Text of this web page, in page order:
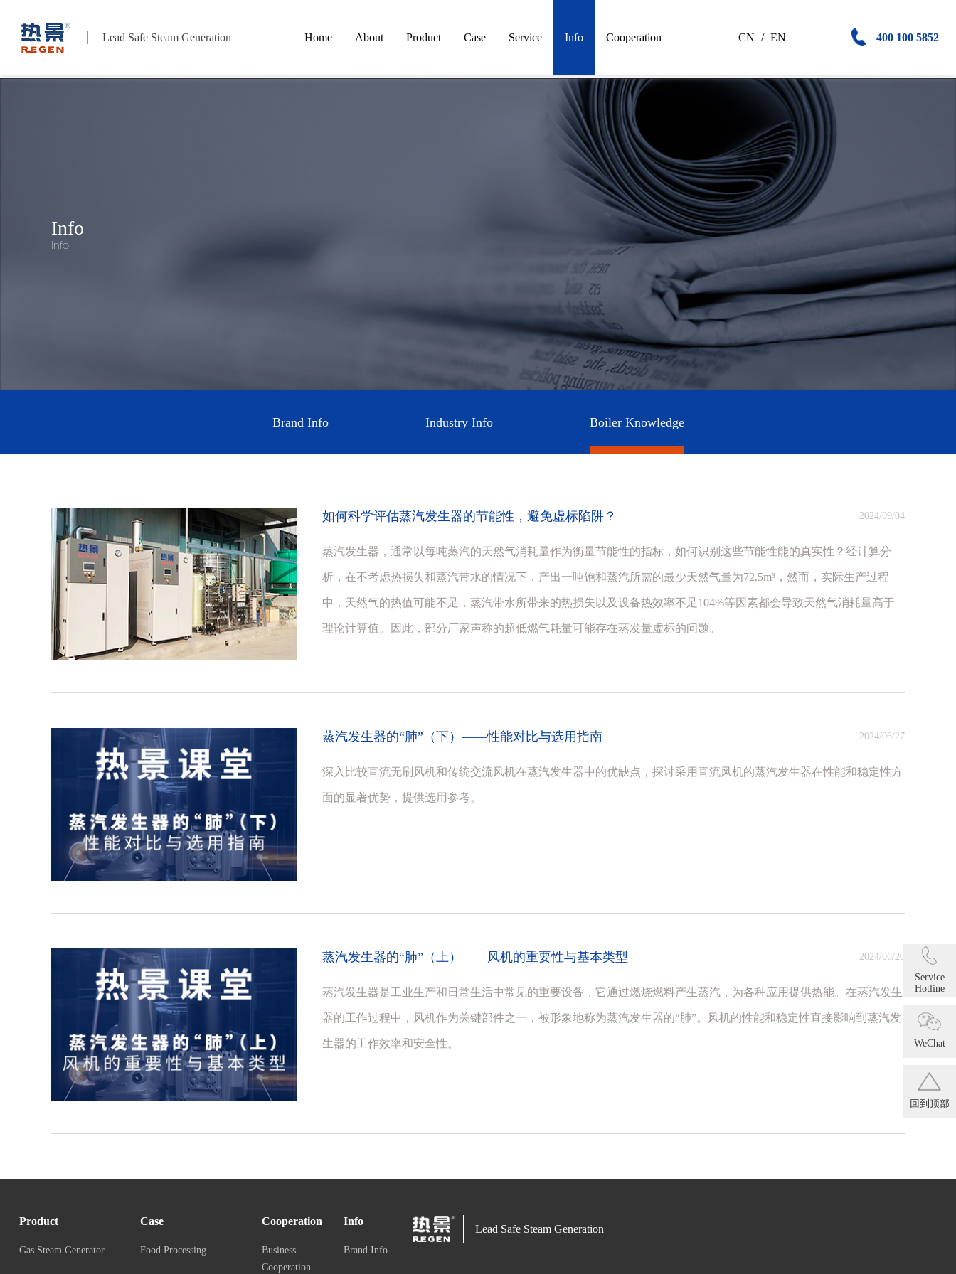
Lead Safe Steam Generation Home About Product Case Service Info Cooperation CN / EN 400 100 5852
Info
Info
Brand Info Industry Info Boiler Knowledge
如何科学评估蒸汽发生器的节能性，避免虚标陷阱？ 2024/09/04
蒸汽发生器，通常以每吨蒸汽的天然气消耗量作为衡量节能性的指标，如何识别这些节能性能的真实性？经计算分
析，在不考虑热损失和蒸汽带水的情况下，产出一吨饱和蒸汽所需的最少天然气量为72.5m³，然而，实际生产过程
中，天然气的热值可能不足，蒸汽带水所带来的热损失以及设备热效率不足104%等因素都会导致天然气消耗量高于
理论计算值。因此，部分厂家声称的超低燃气耗量可能存在蒸发量虚标的问题。
蒸汽发生器的“肺”（下）——性能对比与选用指南 2024/06/27
深入比较直流无刷风机和传统交流风机在蒸汽发生器中的优缺点，探讨采用直流风机的蒸汽发生器在性能和稳定性方
面的显著优势，提供选用参考。
蒸汽发生器的“肺”（上）——风机的重要性与基本类型 2024/06/20
蒸汽发生器是工业生产和日常生活中常见的重要设备，它通过燃烧燃料产生蒸汽，为各种应用提供热能。在蒸汽发生
器的工作过程中，风机作为关键部件之一，被形象地称为蒸汽发生器的“肺”。风机的性能和稳定性直接影响到蒸汽发
生器的工作效率和安全性。
Product
Gas Steam Generator
Case
Food Processing
Cooperation
Business
Cooperation
Info
Brand Info
Lead Safe Steam Generation
Service
Hotline
WeChat
回到顶部